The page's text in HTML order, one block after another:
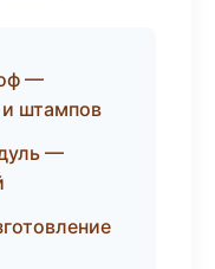
—
и штампов
—